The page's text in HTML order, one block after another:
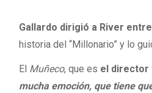
Gallardo dirigió a River
historia del “Millonario” y lo
El Muñeco, que es el director
mucha emoción, que tiene